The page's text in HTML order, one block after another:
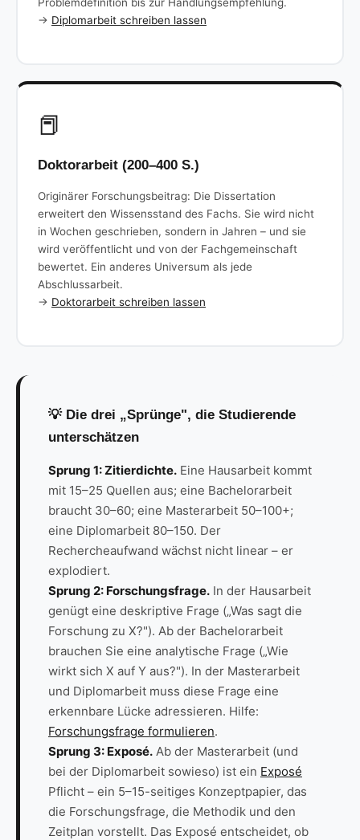
→ Diplomarbeit schreiben lassen
📕
Doktorarbeit (200–400 S.)
Originärer Forschungsbeitrag: Die Dissertation
erweitert den Wissensstand des Fachs. Sie wird nicht
in Wochen geschrieben, sondern in Jahren – und sie
wird veröffentlicht und von der Fachgemeinschaft
bewertet. Ein anderes Universum als jede
Abschlussarbeit.
→ Doktorarbeit schreiben lassen
💡 Die drei „Sprünge", die Studierende
unterschätzen
Sprung 1: Zitierdichte. Eine Hausarbeit kommt
mit 15–25 Quellen aus; eine Bachelorarbeit
braucht 30–60; eine Masterarbeit 50–100+;
eine Diplomarbeit 80–150. Der
Rechercheaufwand wächst nicht linear – er
explodiert.
Sprung 2: Forschungsfrage. In der Hausarbeit
genügt eine deskriptive Frage („Was sagt die
Forschung zu X?"). Ab der Bachelorarbeit
brauchen Sie eine analytische Frage („Wie
wirkt sich X auf Y aus?"). In der Masterarbeit
und Diplomarbeit muss diese Frage eine
erkennbare Lücke adressieren. Hilfe:
Forschungsfrage formulieren.
Sprung 3: Exposé. Ab der Masterarbeit (und
bei der Diplomarbeit sowieso) ist ein Exposé
Pflicht – ein 5–15-seitiges Konzeptpapier, das
die Forschungsfrage, die Methodik und den
Zeitplan vorstellt. Das Exposé entscheidet, ob